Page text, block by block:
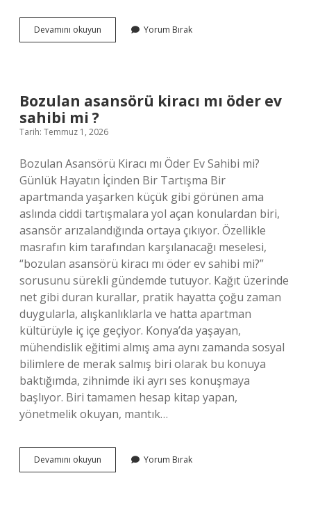
Devamını okuyun
koridoruna
Yorum Bırak
Bozulan asansörü kiracı mı öder ev
sahibi mi ?
Tarih: Temmuz 1, 2026
Bozulan Asansörü Kiracı mı Öder Ev Sahibi mi?
Günlük Hayatın İçinden Bir Tartışma Bir
apartmanda yaşarken küçük gibi görünen ama
aslında ciddi tartışmalara yol açan konulardan biri,
asansör arızalandığında ortaya çıkıyor. Özellikle
masrafın kim tarafından karşılanacağı meselesi,
“bozulan asansörü kiracı mı öder ev sahibi mi?”
sorusunu sürekli gündemde tutuyor. Kağıt üzerinde
net gibi duran kurallar, pratik hayatta çoğu zaman
duygularla, alışkanlıklarla ve hatta apartman
kültürüyle iç içe geçiyor. Konya’da yaşayan,
mühendislik eğitimi almış ama aynı zamanda sosyal
bilimlere de merak salmış biri olarak bu konuya
baktığımda, zihnimde iki ayrı ses konuşmaya
başlıyor. Biri tamamen hesap kitap yapan,
yönetmelik okuyan, mantık…
Devamını okuyun Bozulan
asansörü
Yorum Bırak